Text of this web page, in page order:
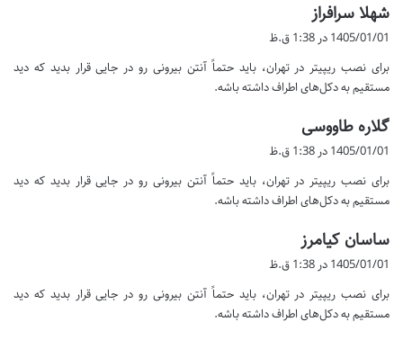
شهلا سرافراز
ف
:
1405/01/01 در 1:38 ق.ظ
برای نصب ریپیتر در تهران، باید حتماً آنتن بیرونی رو در جایی قرار بدید که دید
مستقیم به دکل‌های اطراف داشته باشه.
گلاره طاووسی
ف
:
1405/01/01 در 1:38 ق.ظ
برای نصب ریپیتر در تهران، باید حتماً آنتن بیرونی رو در جایی قرار بدید که دید
مستقیم به دکل‌های اطراف داشته باشه.
ساسان کیامرز
ف
:
1405/01/01 در 1:38 ق.ظ
برای نصب ریپیتر در تهران، باید حتماً آنتن بیرونی رو در جایی قرار بدید که دید
مستقیم به دکل‌های اطراف داشته باشه.